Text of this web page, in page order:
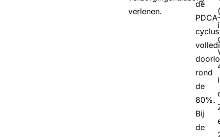
verlenen.
de
cyclus
rond
de
80%.
Bij
de